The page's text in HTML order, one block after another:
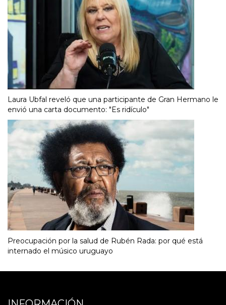
Laura Ubfal reveló que una participante de Gran Hermano le
envió una carta documento: "Es ridículo"
Preocupación por la salud de Rubén Rada: por qué está
internado el músico uruguayo